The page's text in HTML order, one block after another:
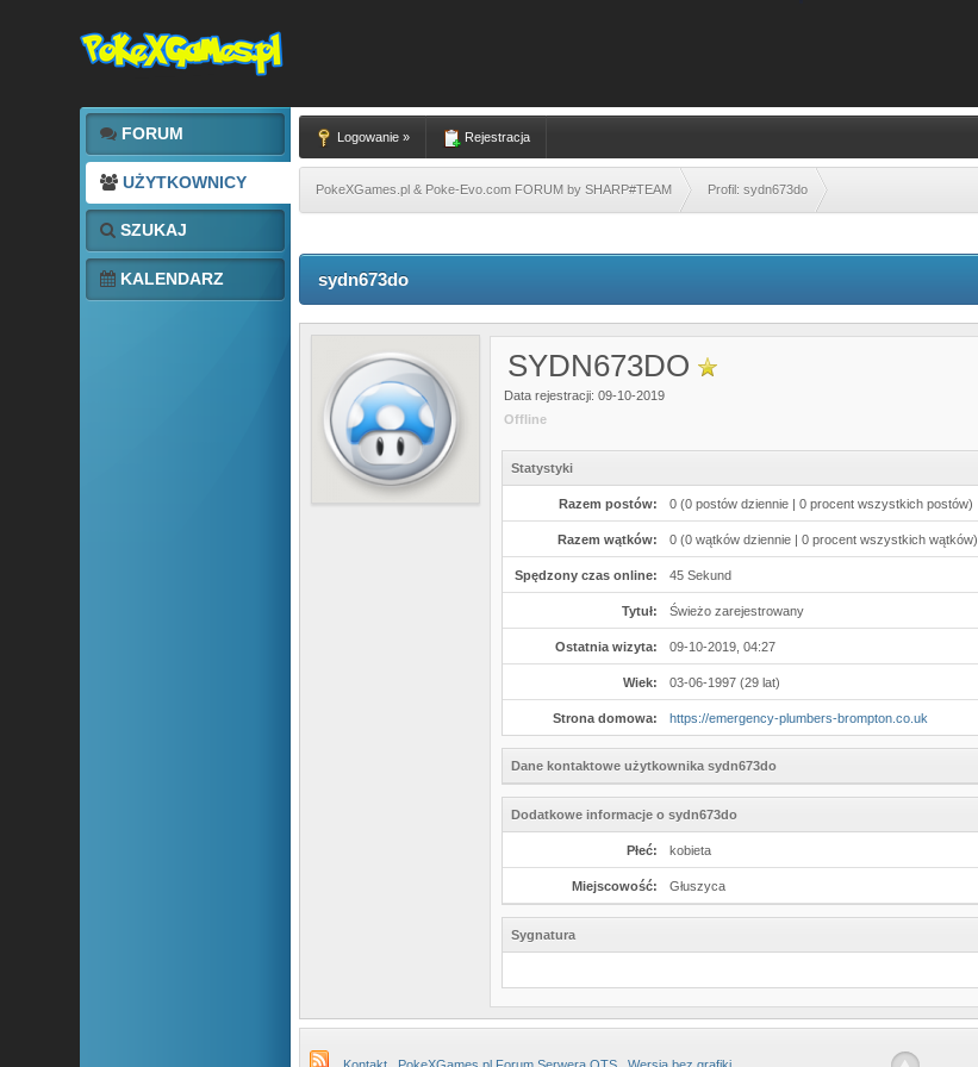
FORUM
UŻYTKOWNICY
SZUKAJ
KALENDARZ
Logowanie » Rejestracja
PokeXGames.pl & Poke-Evo.com FORUM by SHARP#TEAM Profil: sydn673do
sydn673do
SYDN673DO
Data rejestracji: 09-10-2019
Offline
Statystyki
Razem postów: 0 (0 postów dziennie | 0 procent wszystkich postów)
Razem wątków: 0 (0 wątków dziennie | 0 procent wszystkich wątków)
Spędzony czas online: 45 Sekund
Tytuł: Świeżo zarejestrowany
Ostatnia wizyta: 09-10-2019, 04:27
Wiek: 03-06-1997 (29 lat)
Strona domowa: https://emergency-plumbers-brompton.co.uk
Dane kontaktowe użytkownika sydn673do
Dodatkowe informacje o sydn673do
Płeć: kobieta
Miejscowość: Głuszyca
Sygnatura